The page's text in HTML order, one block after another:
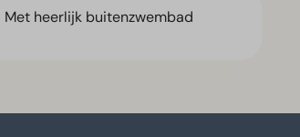
Met heerlijk buitenzwembad